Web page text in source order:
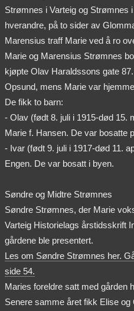
Strømnes i Varteig og Strømnes
hverandre, på to sider av
Marensius traff Marie ved å ro
Marie og Marensius Strømnes
kjøpte Olav Haraldssons gate
Opsund, mens Marie var
De fikk to barn:
- Olav (født 8. juli i 1915-død 15.
Marie f. Hansen. De var bosatte
- Ivar (født 9. juli i 1917-død 11.
Engen. De var bosatt i byen.
Søndre og Midtre Strømnes
Søndre Strømnes, der Marie
Varteig Historielags årstidsskrift
gårdene ble presentert.
Les om Søndre Strømnes her.
side 54.
Maries foreldre satt med gården
Senere samme året fikk Elise